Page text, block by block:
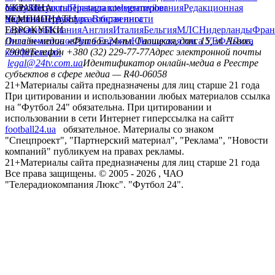
сайтуКонтактыПравила комментированияРедакционная
политикаСтруктура собственности
facebookxyoutubeinstagramtelegramviber
УКРАИНА
УкраинаПервая лигаВторая лига
ЧЕМПИОНАТЫ
ГерманияИспанияАнглияИталияБельгияМЛСНидерланды
ЕВРОКУБКИ
Лига чемпионовЛига ЕвропыЮношеская лига УЕФАЛига
конференций
Онлайн-медиа «Футбол 24»пл. Галицкая, дом. 15, м. Львов,
79008Телефон +380 (32) 229-77-77Адрес электронной почты
legal@24tv.com.uaИдентификатор онлайн-медиа в Реестре
субъектов в сфере медиа — R40-06058
21+Материалы сайта предназначены для лиц старше 21 года
При цитировании и использовании любых материалов ссылка
на "Футбол 24" обязательна. При цитировании и
использовании в сети Интернет гиперссылка на сайтт
football24.ua
обязательное. Материалы со знаком
"Спецпроект", "Партнерский материал", "Реклама", "Новости
компаний" публикуем на правах рекламы.
21+Материалы сайта предназначены для лиц старше 21 года
Все права защищены. © 2005 - 2026 , ЧАО
"Телерадиокомпания Люкс". "Футбол 24".